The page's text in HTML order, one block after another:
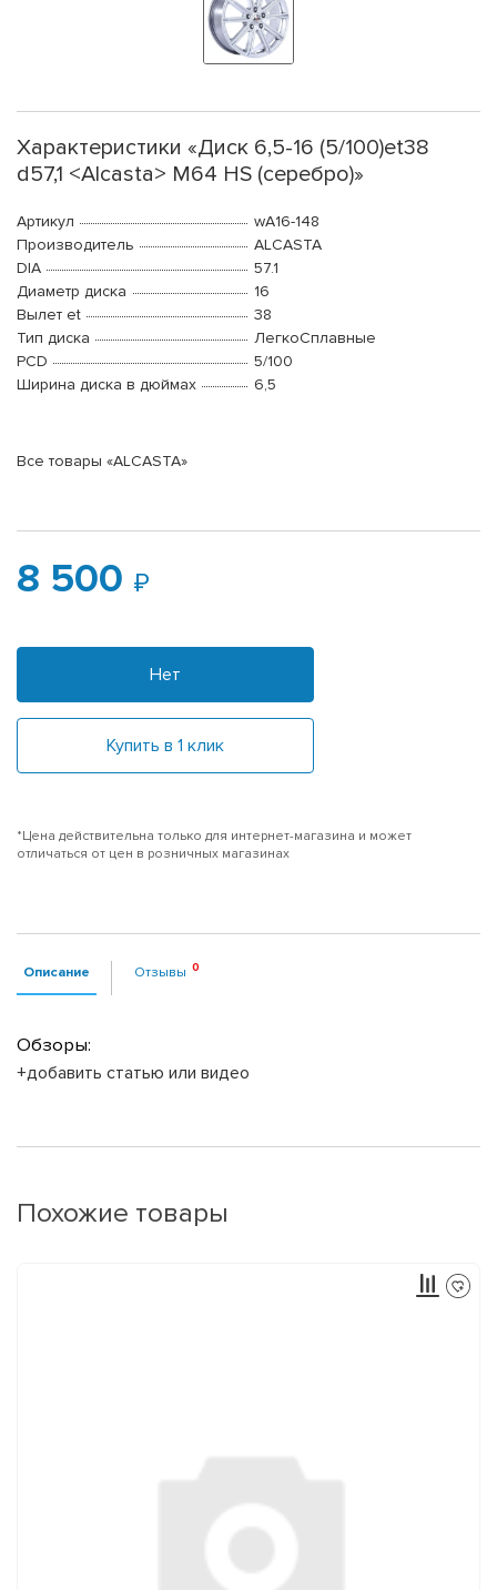
Характеристики «Диск 6,5-16 (5/100)et38
d57,1 <Alcasta> M64 HS (серебро)»
Артикул
wA16-148
Производитель
ALCASTA
DIA
57.1
Диаметр диска
16
Вылет et
38
Тип диска
ЛегкоСплавные
PCD
5/100
Ширина диска в дюймах
6,5
Все товары «ALCASTA»
8 500
Нет
Купить в 1 клик
*Цена действительна только для интернет-магазина и может
отличаться от цен в розничных магазинах
Описание Отзывы
Обзоры:
+добавить статью или видео
Похожие товары